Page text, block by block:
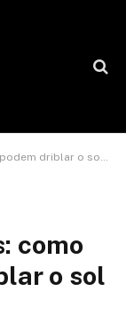
o sol e cuidar da pele?
como
o sol